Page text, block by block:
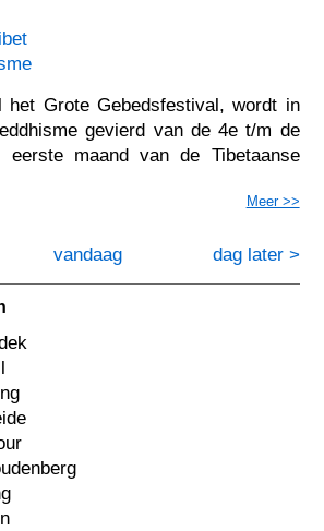
het Grote Gebedsfestival, wordt in
gevierd van de 4e t/m de
maand van de Tibetaanse
Meer >>
dag later >
vandaag